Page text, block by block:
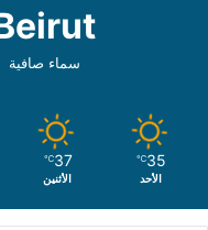
سماء صافية
35
℃
الأحد
37
℃
الأثنين